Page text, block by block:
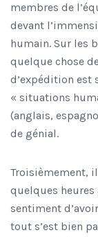
membres de
devant
humain. Sur les
quelque chose
d’expédition est
« situations
(anglais,
de génial.
Troisièmement,
quelques heures
sentiment
tout s’est bien